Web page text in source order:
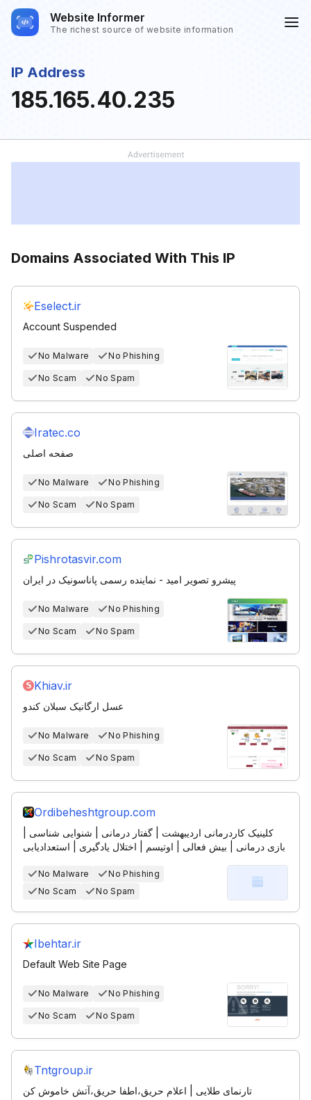
Website Informer
The richest source of website information
IP Address
185.165.40.235
Domains Associated With This IP
Eselect.ir
Account Suspended
No Malware No Phishing
No Scam No Spam
Iratec.co
صفحه اصلی
No Malware No Phishing
No Scam No Spam
Pishrotasvir.com
پیشرو تصویر امید - نماینده رسمی پاناسونیک در ایران
No Malware No Phishing
No Scam No Spam
Khiav.ir
عسل ارگانیک سبلان کندو
No Malware No Phishing
No Scam No Spam
Ordibeheshtgroup.com
کلینیک کاردرمانی اردیبهشت | گفتار درمانی | شنوایی شناسی |
بازی درمانی | بیش فعالی | اوتیسم | اختلال یادگیری | استعدادیابی
No Malware
No Phishing
No Scam
No Spam
Ibehtar.ir
Default Web Site Page
No Malware No Phishing
No Scam No Spam
Tntgroup.ir
تارنمای طلایی | اعلام حریق،اطفا حریق،آتش خاموش کن